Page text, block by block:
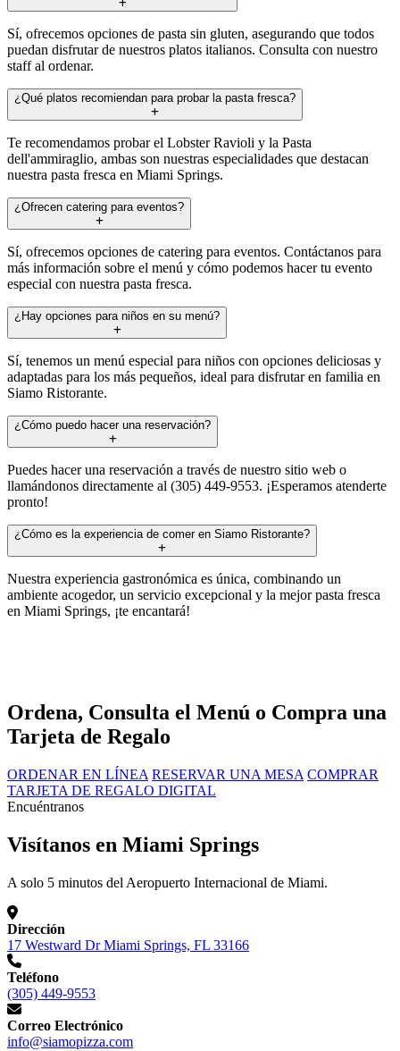
Sí, ofrecemos opciones de pasta sin gluten, asegurando que todos
puedan disfrutar de nuestros platos italianos. Consulta con nuestro
staff al ordenar.
¿Qué platos recomiendan para probar la pasta fresca?
Te recomendamos probar el Lobster Ravioli y la Pasta
dell'ammiraglio, ambas son nuestras especialidades que destacan
nuestra pasta fresca en Miami Springs.
¿Ofrecen catering para eventos?
Sí, ofrecemos opciones de catering para eventos. Contáctanos para
más información sobre el menú y cómo podemos hacer tu evento
especial con nuestra pasta fresca.
¿Hay opciones para niños en su menú?
Sí, tenemos un menú especial para niños con opciones deliciosas y
adaptadas para los más pequeños, ideal para disfrutar en familia en
Siamo Ristorante.
¿Cómo puedo hacer una reservación?
Puedes hacer una reservación a través de nuestro sitio web o
llamándonos directamente al (305) 449-9553. ¡Esperamos atenderte
pronto!
¿Cómo es la experiencia de comer en Siamo Ristorante?
Nuestra experiencia gastronómica es única, combinando un
ambiente acogedor, un servicio excepcional y la mejor pasta fresca
en Miami Springs, ¡te encantará!
Ordena, Consulta el Menú o Compra una
Tarjeta de Regalo
ORDENAR EN LÍNEA RESERVAR UNA MESA COMPRAR
TARJETA DE REGALO DIGITAL
Encuéntranos
Visítanos en Miami Springs
A solo 5 minutos del Aeropuerto Internacional de Miami.
Dirección
17 Westward Dr Miami Springs, FL 33166
Teléfono
(305) 449-9553
Correo Electrónico
info@siamopizza.com